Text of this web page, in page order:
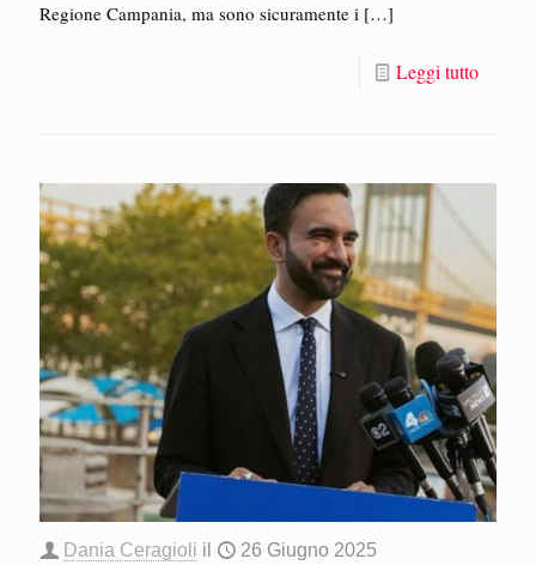
Regione Campania, ma sono sicuramente i […]
Leggi tutto
Dania Ceragioli il 26 Giugno 2025